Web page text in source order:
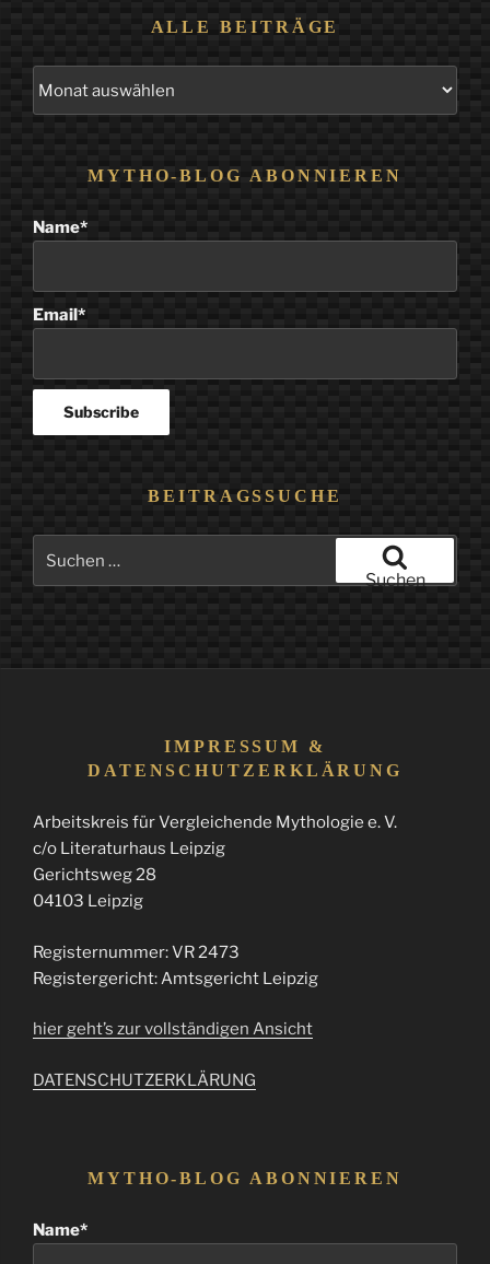
ALLE BEITRÄGE
MYTHO-BLOG ABONNIEREN
Name*
Email*
BEITRAGSSUCHE
Suchen
IMPRESSUM &
DATENSCHUTZERKLÄRUNG
Arbeitskreis für Vergleichende Mythologie e. V.
c/o Literaturhaus Leipzig
Gerichtsweg 28
04103 Leipzig
Registernummer: VR 2473
Registergericht: Amtsgericht Leipzig
hier geht’s zur vollständigen Ansicht
DATENSCHUTZERKLÄRUNG
MYTHO-BLOG ABONNIEREN
Name*